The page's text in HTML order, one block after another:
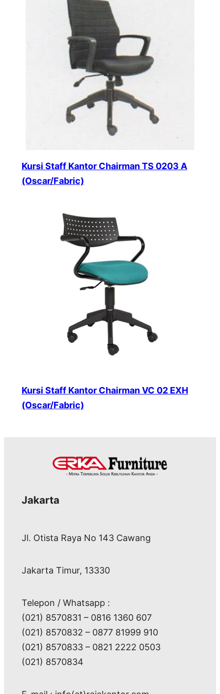
Kursi Staff Kantor Chairman TS 0203 A
(Oscar/Fabric)
Kursi Staff Kantor Chairman VC 02 EXH
(Oscar/Fabric)
Jakarta
Jl. Otista Raya No 143 Cawang
Jakarta Timur, 13330
Telepon / Whatsapp :
(021) 8570831 – 0816 1360 607
(021) 8570832 – 0877 81999 910
(021) 8570833 – 0821 2222 0503
(021) 8570834